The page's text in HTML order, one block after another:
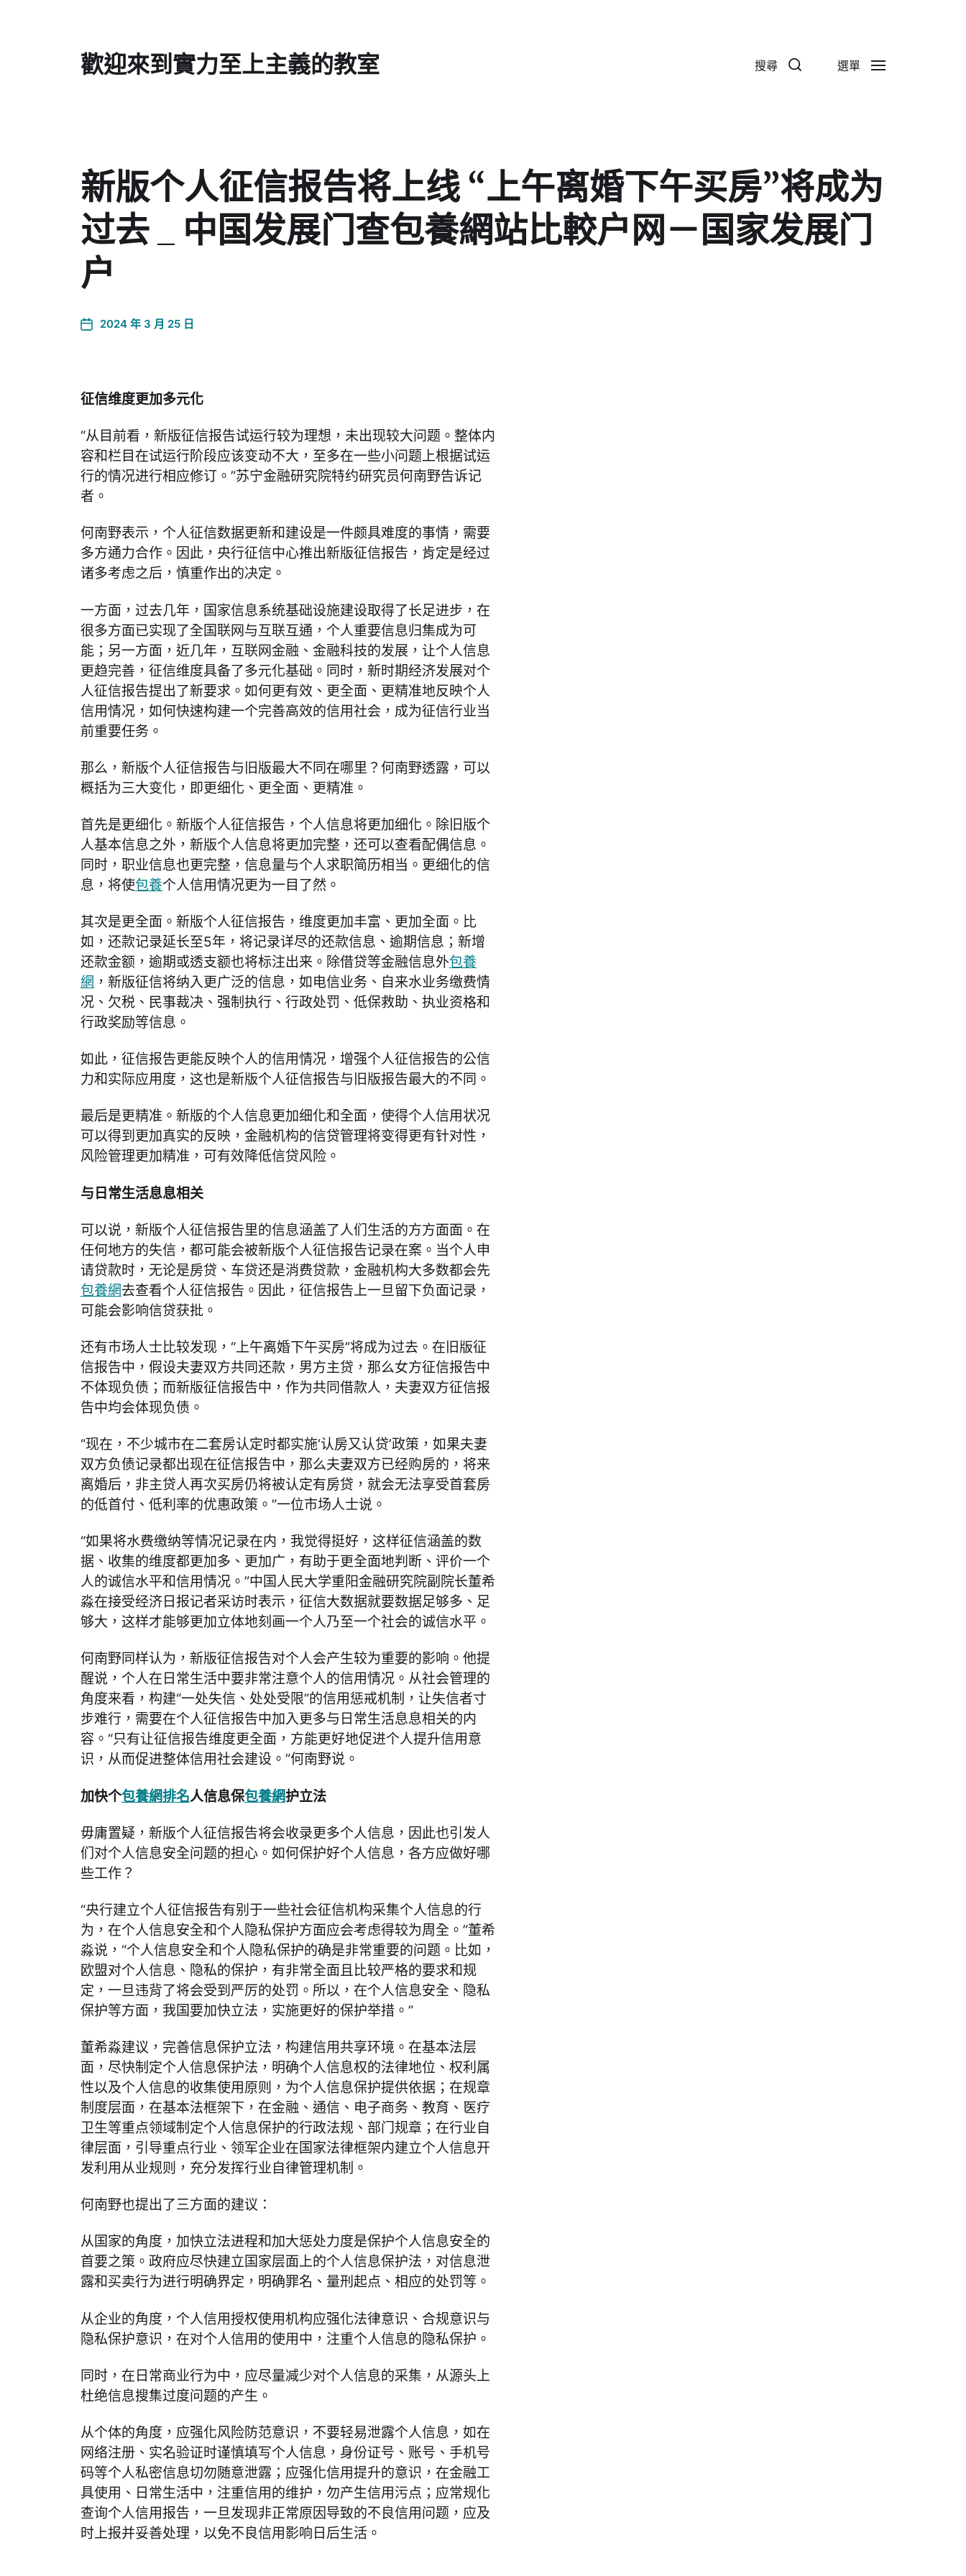
歡迎來到實力至上主義的教室 搜尋 選單
新版个人征信报告将上线 “上午离婚下午买房”将成为
过去 _ 中国发展门查包養網站比較户网－国家发展门
户
2024 年 3 月 25 日
征信维度更加多元化
“从目前看，新版征信报告试运行较为理想，未出现较大问题。整体内
容和栏目在试运行阶段应该变动不大，至多在一些小问题上根据试运
行的情况进行相应修订。”苏宁金融研究院特约研究员何南野告诉记
者。
何南野表示，个人征信数据更新和建设是一件颇具难度的事情，需要
多方通力合作。因此，央行征信中心推出新版征信报告，肯定是经过
诸多考虑之后，慎重作出的决定。
一方面，过去几年，国家信息系统基础设施建设取得了长足进步，在
很多方面已实现了全国联网与互联互通，个人重要信息归集成为可
能；另一方面，近几年，互联网金融、金融科技的发展，让个人信息
更趋完善，征信维度具备了多元化基础。同时，新时期经济发展对个
人征信报告提出了新要求。如何更有效、更全面、更精准地反映个人
信用情况，如何快速构建一个完善高效的信用社会，成为征信行业当
前重要任务。
那么，新版个人征信报告与旧版最大不同在哪里？何南野透露，可以
概括为三大变化，即更细化、更全面、更精准。
首先是更细化。新版个人征信报告，个人信息将更加细化。除旧版个
人基本信息之外，新版个人信息将更加完整，还可以查看配偶信息。
同时，职业信息也更完整，信息量与个人求职简历相当。更细化的信
息，将使包養个人信用情况更为一目了然。
其次是更全面。新版个人征信报告，维度更加丰富、更加全面。比
如，还款记录延长至5年，将记录详尽的还款信息、逾期信息；新增
还款金额，逾期或透支额也将标注出来。除借贷等金融信息外包養
網 ，新版征信将纳入更广泛的信息，如电信业务、自来水业务缴费情
况、欠税、民事裁决、强制执行、行政处罚、低保救助、执业资格和
行政奖励等信息。
如此，征信报告更能反映个人的信用情况，增强个人征信报告的公信
力和实际应用度，这也是新版个人征信报告与旧版报告最大的不同。
最后是更精准。新版的个人信息更加细化和全面，使得个人信用状况
可以得到更加真实的反映，金融机构的信贷管理将变得更有针对性，
风险管理更加精准，可有效降低信贷风险。
与日常生活息息相关
可以说，新版个人征信报告里的信息涵盖了人们生活的方方面面。在
任何地方的失信，都可能会被新版个人征信报告记录在案。当个人申
请贷款时，无论是房贷、车贷还是消费贷款，金融机构大多数都会先
包養網去查看个人征信报告。因此，征信报告上一旦留下负面记录，
可能会影响信贷获批。
还有市场人士比较发现，“上午离婚下午买房”将成为过去。在旧版征
信报告中，假设夫妻双方共同还款，男方主贷，那么女方征信报告中
不体现负债；而新版征信报告中，作为共同借款人，夫妻双方征信报
告中均会体现负债。
“现在，不少城市在二套房认定时都实施‘认房又认贷’政策，如果夫妻
双方负债记录都出现在征信报告中，那么夫妻双方已经购房的，将来
离婚后，非主贷人再次买房仍将被认定有房贷，就会无法享受首套房
的低首付、低利率的优惠政策。”一位市场人士说。
“如果将水费缴纳等情况记录在内，我觉得挺好，这样征信涵盖的数
据、收集的维度都更加多、更加广，有助于更全面地判断、评价一个
人的诚信水平和信用情况。”中国人民大学重阳金融研究院副院长董希
淼在接受经济日报记者采访时表示，征信大数据就要数据足够多、足
够大，这样才能够更加立体地刻画一个人乃至一个社会的诚信水平。
何南野同样认为，新版征信报告对个人会产生较为重要的影响。他提
醒说，个人在日常生活中要非常注意个人的信用情况。从社会管理的
角度来看，构建“一处失信、处处受限”的信用惩戒机制，让失信者寸
步难行，需要在个人征信报告中加入更多与日常生活息息相关的内
容。“只有让征信报告维度更全面，方能更好地促进个人提升信用意
识，从而促进整体信用社会建设。”何南野说。
加快个包養網排名人信息保包養網护立法
毋庸置疑，新版个人征信报告将会收录更多个人信息，因此也引发人
们对个人信息安全问题的担心。如何保护好个人信息，各方应做好哪
些工作？
“央行建立个人征信报告有别于一些社会征信机构采集个人信息的行
为，在个人信息安全和个人隐私保护方面应会考虑得较为周全。”董希
淼说，“个人信息安全和个人隐私保护的确是非常重要的问题。比如，
欧盟对个人信息、隐私的保护，有非常全面且比较严格的要求和规
定，一旦违背了将会受到严厉的处罚。所以，在个人信息安全、隐私
保护等方面，我国要加快立法，实施更好的保护举措。”
董希淼建议，完善信息保护立法，构建信用共享环境。在基本法层
面，尽快制定个人信息保护法，明确个人信息权的法律地位、权利属
性以及个人信息的收集使用原则，为个人信息保护提供依据；在规章
制度层面，在基本法框架下，在金融、通信、电子商务、教育、医疗
卫生等重点领域制定个人信息保护的行政法规、部门规章；在行业自
律层面，引导重点行业、领军企业在国家法律框架内建立个人信息开
发利用从业规则，充分发挥行业自律管理机制。
何南野也提出了三方面的建议：
从国家的角度，加快立法进程和加大惩处力度是保护个人信息安全的
首要之策。政府应尽快建立国家层面上的个人信息保护法，对信息泄
露和买卖行为进行明确界定，明确罪名、量刑起点、相应的处罚等。
从企业的角度，个人信用授权使用机构应强化法律意识、合规意识与
隐私保护意识，在对个人信用的使用中，注重个人信息的隐私保护。
同时，在日常商业行为中，应尽量减少对个人信息的采集，从源头上
杜绝信息搜集过度问题的产生。
从个体的角度，应强化风险防范意识，不要轻易泄露个人信息，如在
网络注册、实名验证时谨慎填写个人信息，身份证号、账号、手机号
码等个人私密信息切勿随意泄露；应强化信用提升的意识，在金融工
具使用、日常生活中，注重信用的维护，勿产生信用污点；应常规化
查询个人信用报告，一旦发现非正常原因导致的不良信用问题，应及
时上报并妥善处理，以免不良信用影响日后生活。